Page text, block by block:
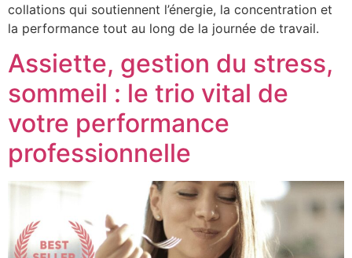
collations qui soutiennent l’énergie, la concentration et
la performance tout au long de la journée de travail.
Assiette, gestion du stress,
sommeil : le trio vital de
votre performance
professionnelle